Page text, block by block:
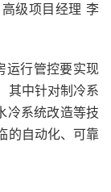
级项目经理 李
运行管控要实现
其中针对制冷系
冷系统改造等技
的自动化、可靠